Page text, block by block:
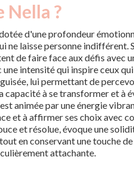
Nella ?
d'une profondeur
ne laisse personne indifférent.
de faire face aux défis avec
une intensité qui inspire ceux
lui permettant de
capacité à se transformer et à
animée par une énergie
et à affirmer ses choix avec
et résolue, évoque une
en conservant une touche
attachante.